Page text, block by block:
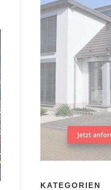
KATEGORIEN